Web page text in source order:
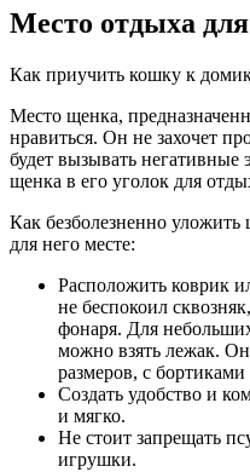
Место отдыха
Как приучить кошку к
Место щенка,
нравиться. Он не захочет
будет вызывать негативные
щенка в его уголок для
Как безболезненно уложить
для него месте:
Расположить коврик
не беспокоил
фонаря. Для
можно взять лежак.
размеров, с бортиками
Создать удобство и
и мягко.
Не стоит запрещать
игрушки.